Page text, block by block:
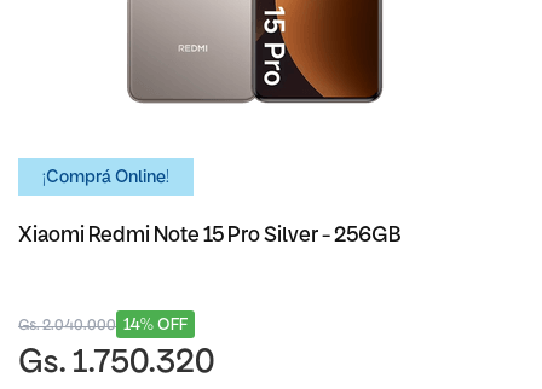
¡Comprá Online!
Xiaomi Redmi Note 15 Pro Silver - 256GB
14% OFF
Gs. 2.040.000
Gs. 1.750.320